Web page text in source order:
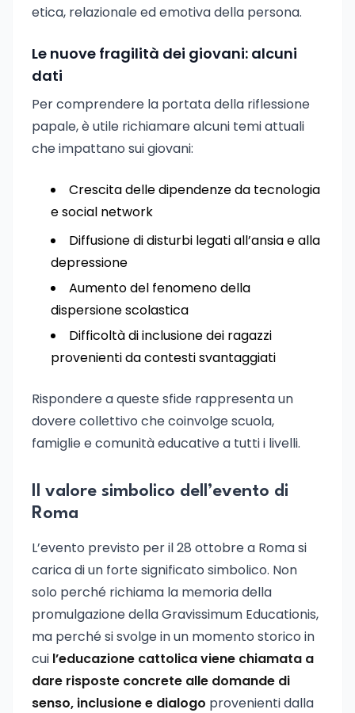
etica, relazionale ed emotiva della persona.
Le nuove fragilità dei giovani: alcuni
dati
Per comprendere la portata della riflessione
papale, è utile richiamare alcuni temi attuali
che impattano sui giovani:
Crescita delle dipendenze da tecnologia
e social network
Diffusione di disturbi legati all’ansia e alla
depressione
Aumento del fenomeno della
dispersione scolastica
Difficoltà di inclusione dei ragazzi
provenienti da contesti svantaggiati
Rispondere a queste sfide rappresenta un
dovere collettivo che coinvolge scuola,
famiglie e comunità educative a tutti i livelli.
Il valore simbolico dell’evento di
Roma
L’evento previsto per il 28 ottobre a Roma si
carica di un forte significato simbolico. Non
solo perché richiama la memoria della
promulgazione della Gravissimum Educationis,
ma perché si svolge in un momento storico in
cui l’educazione cattolica viene chiamata a
dare risposte concrete alle domande di
senso, inclusione e dialogo provenienti dalla